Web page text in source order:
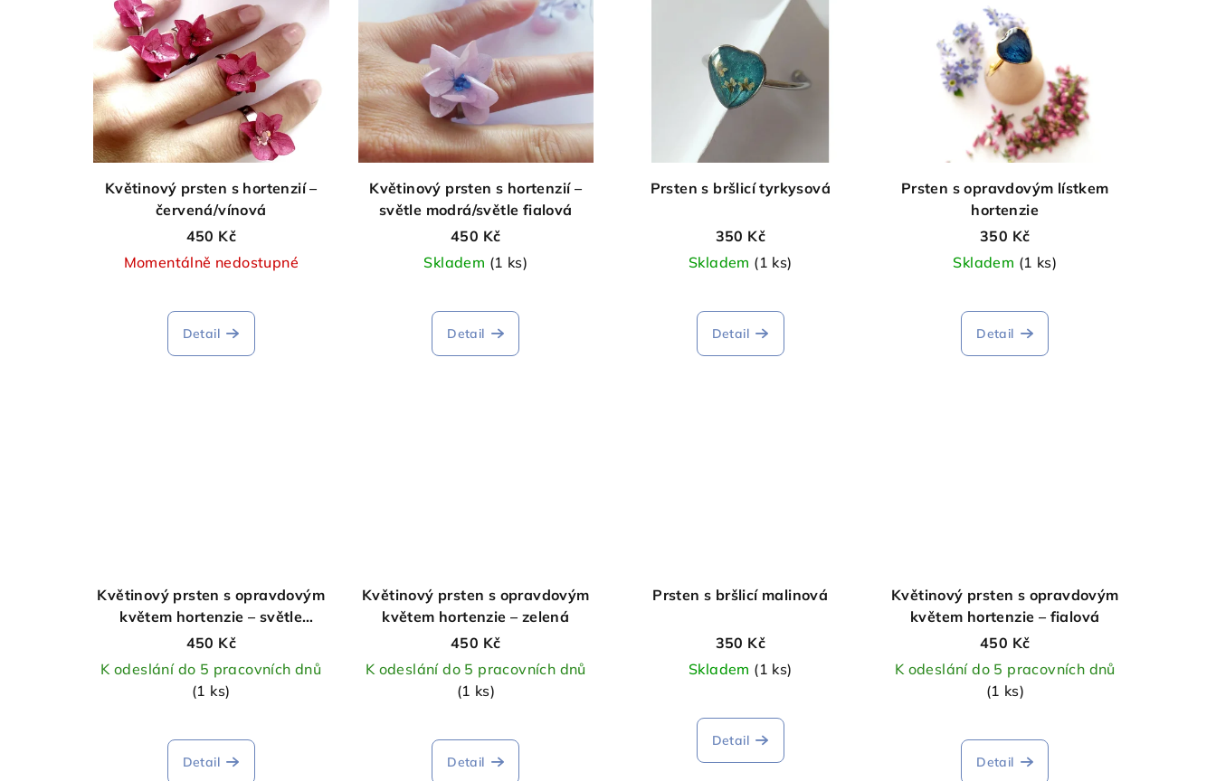
Květinový prsten s hortenzií –
červená/vínová
450 Kč
Momentálně nedostupné
hodnocení
produktu
je
Detail
Květinový prsten s hortenzií –
světle modrá/světle fialová
450 Kč
Skladem (1 ks)
Detail
Prsten s bršlicí tyrkysová
350 Kč
Skladem (1 ks)
Detail
Prsten s opravdovým lístkem
hortenzie
350 Kč
Skladem (1 ks)
Detail
Květinový prsten s opravdovým
květem hortenzie – světle
červená
450 Kč
K odeslání do 5 pracovních dnů
(1 ks)
Detail
Květinový prsten s opravdovým
květem hortenzie – zelená
450 Kč
K odeslání do 5 pracovních dnů
(1 ks)
Detail
Prsten s bršlicí malinová
350 Kč
Skladem (1 ks)
Detail
Květinový prsten s opravdovým
květem hortenzie – fialová
450 Kč
K odeslání do 5 pracovních dnů
(1 ks)
Detail